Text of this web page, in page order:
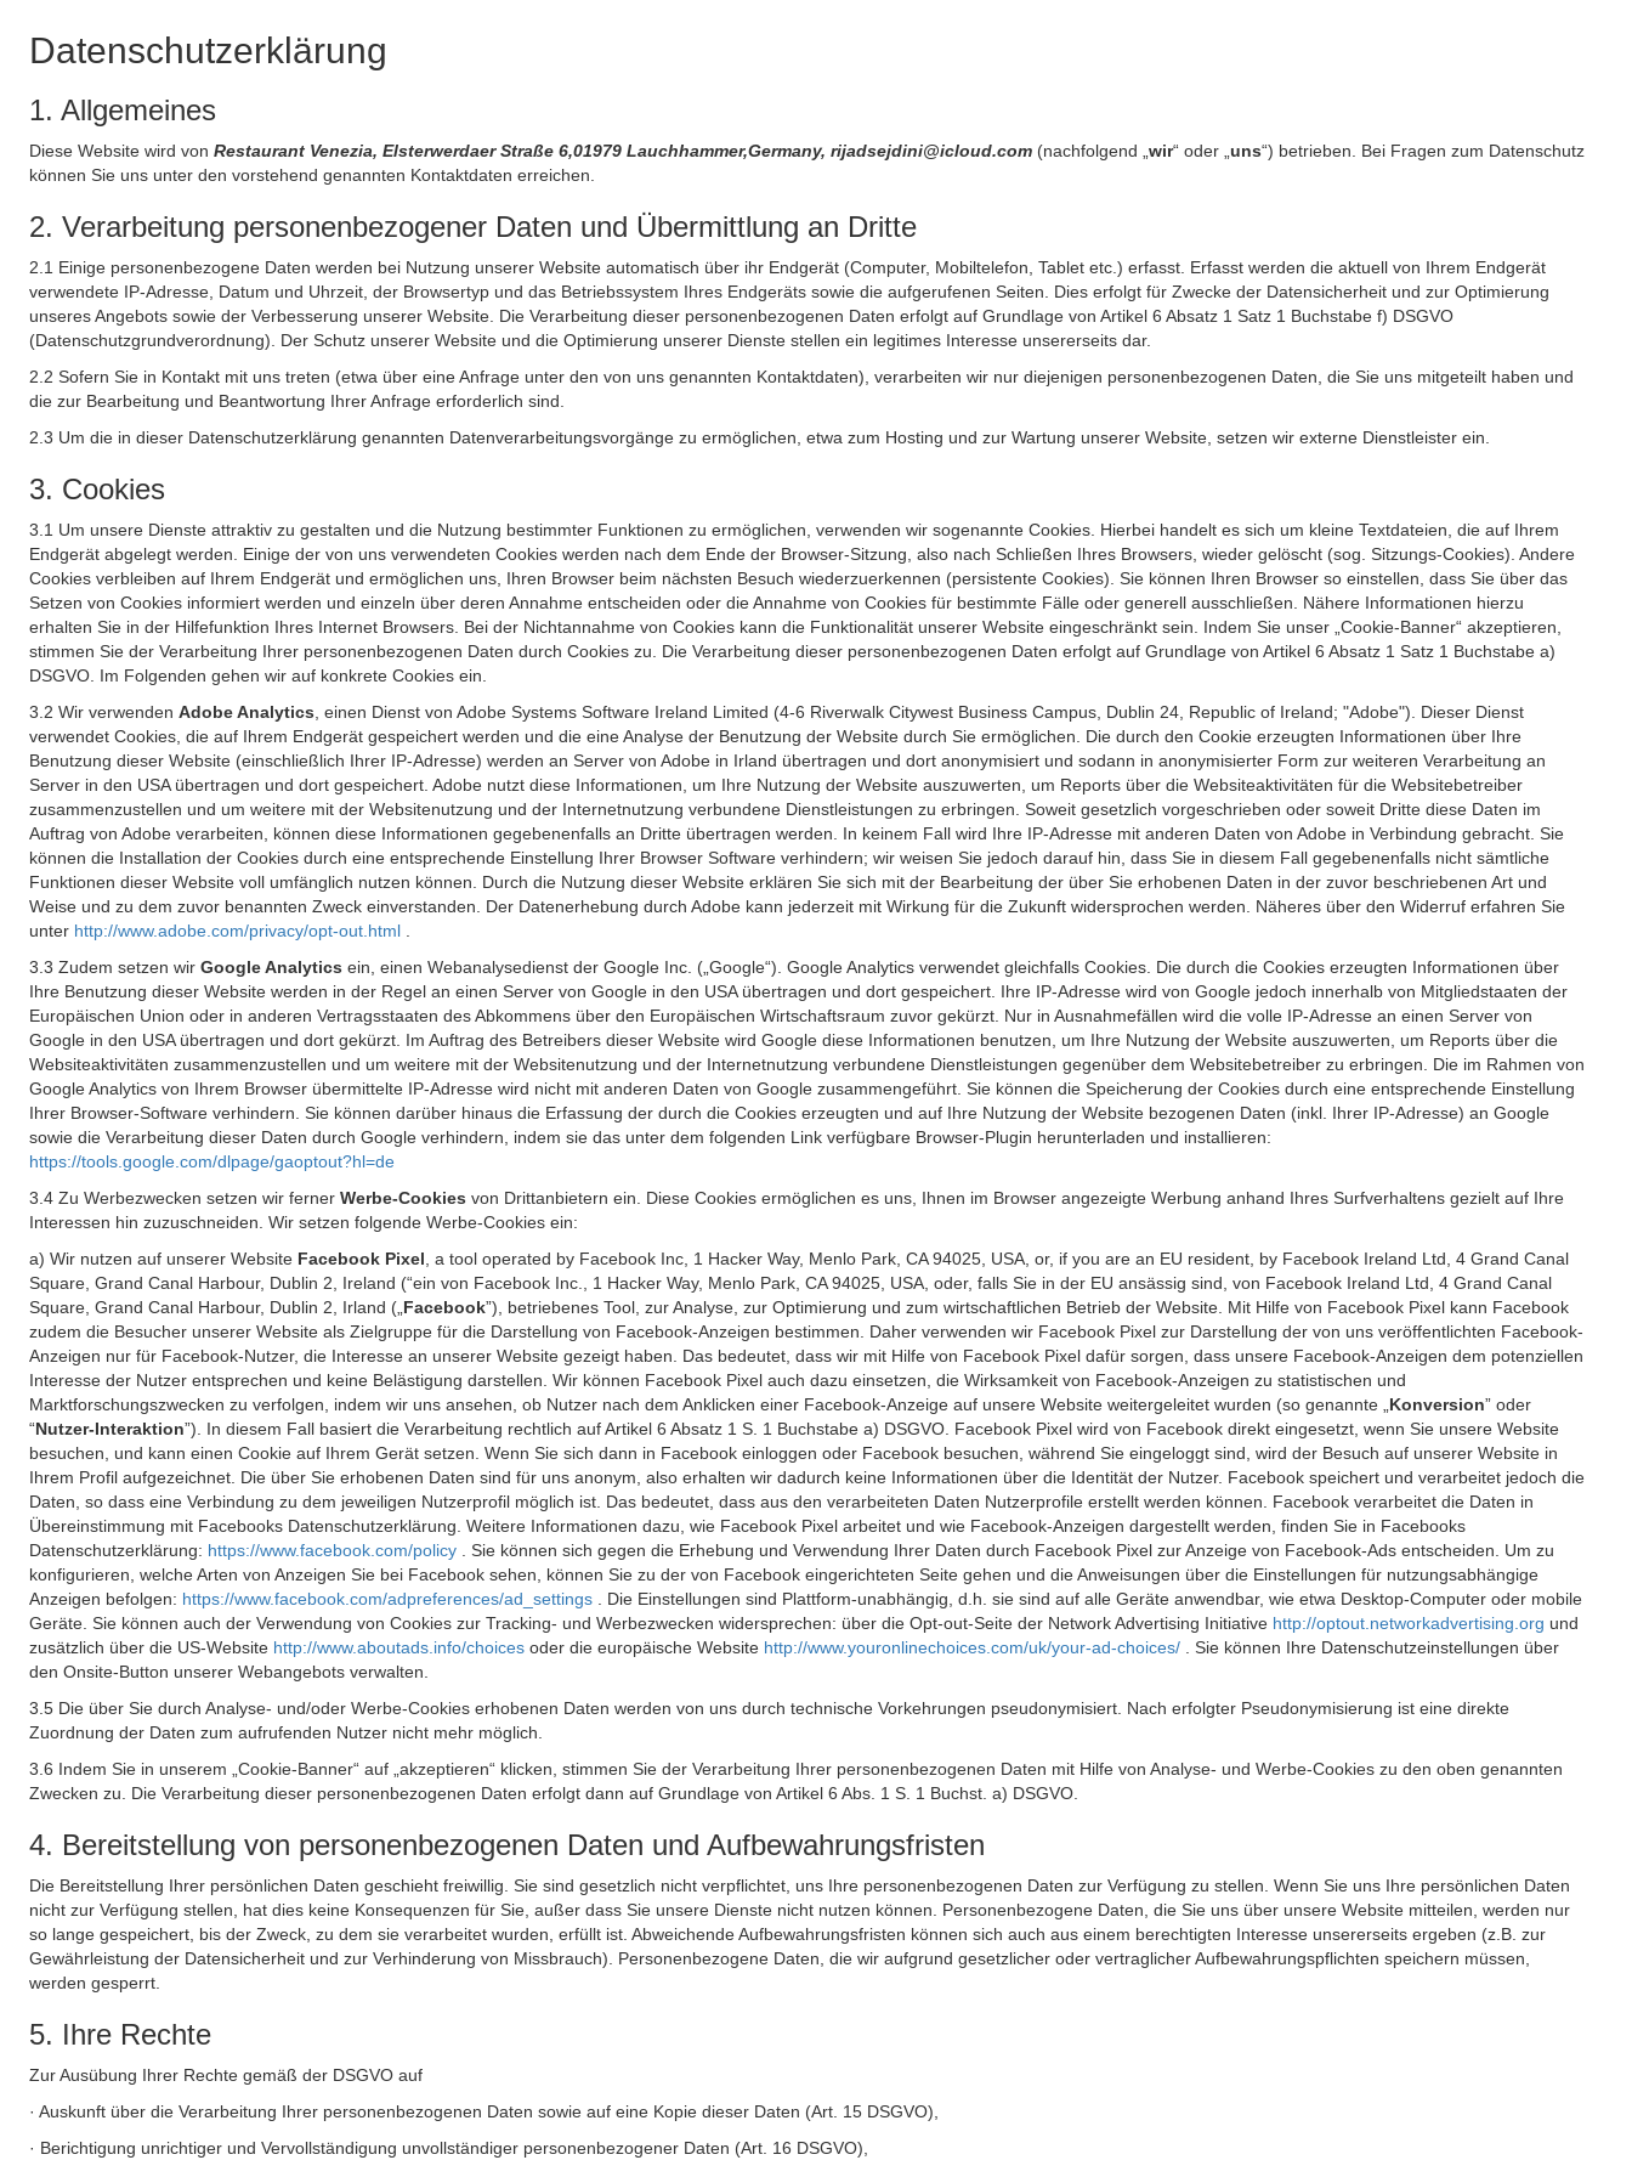
Datenschutzerklärung
1. Allgemeines
Diese Website wird von Restaurant Venezia, Elsterwerdaer Straße 6,01979 Lauchhammer,Germany, rijadsejdini@icloud.com (nachfolgend „ wir“ oder „ uns“) betrieben. Bei Fragen zum Datenschutz
können Sie uns unter den vorstehend genannten Kontaktdaten erreichen.
2. Verarbeitung personenbezogener Daten und Übermittlung an Dritte
2.1 Einige personenbezogene Daten werden bei Nutzung unserer Website automatisch über ihr Endgerät (Computer, Mobiltelefon, Tablet etc.) erfasst. Erfasst werden die aktuell von Ihrem Endgerät
verwendete IP-Adresse, Datum und Uhrzeit, der Browsertyp und das Betriebssystem Ihres Endgeräts sowie die aufgerufenen Seiten. Dies erfolgt für Zwecke der Datensicherheit und zur Optimierung
unseres Angebots sowie der Verbesserung unserer Website. Die Verarbeitung dieser personenbezogenen Daten erfolgt auf Grundlage von Artikel 6 Absatz 1 Satz 1 Buchstabe f) DSGVO
(Datenschutzgrundverordnung). Der Schutz unserer Website und die Optimierung unserer Dienste stellen ein legitimes Interesse unsererseits dar.
2.2 Sofern Sie in Kontakt mit uns treten (etwa über eine Anfrage unter den von uns genannten Kontaktdaten), verarbeiten wir nur diejenigen personenbezogenen Daten, die Sie uns mitgeteilt haben und
die zur Bearbeitung und Beantwortung Ihrer Anfrage erforderlich sind.
2.3 Um die in dieser Datenschutzerklärung genannten Datenverarbeitungsvorgänge zu ermöglichen, etwa zum Hosting und zur Wartung unserer Website, setzen wir externe Dienstleister ein.
3. Cookies
3.1 Um unsere Dienste attraktiv zu gestalten und die Nutzung bestimmter Funktionen zu ermöglichen, verwenden wir sogenannte Cookies. Hierbei handelt es sich um kleine Textdateien, die auf Ihrem
Endgerät abgelegt werden. Einige der von uns verwendeten Cookies werden nach dem Ende der Browser-Sitzung, also nach Schließen Ihres Browsers, wieder gelöscht (sog. Sitzungs-Cookies). Andere
Cookies verbleiben auf Ihrem Endgerät und ermöglichen uns, Ihren Browser beim nächsten Besuch wiederzuerkennen (persistente Cookies). Sie können Ihren Browser so einstellen, dass Sie über das
Setzen von Cookies informiert werden und einzeln über deren Annahme entscheiden oder die Annahme von Cookies für bestimmte Fälle oder generell ausschließen. Nähere Informationen hierzu
erhalten Sie in der Hilfefunktion Ihres Internet Browsers. Bei der Nichtannahme von Cookies kann die Funktionalität unserer Website eingeschränkt sein. Indem Sie unser „Cookie-Banner“ akzeptieren,
stimmen Sie der Verarbeitung Ihrer personenbezogenen Daten durch Cookies zu. Die Verarbeitung dieser personenbezogenen Daten erfolgt auf Grundlage von Artikel 6 Absatz 1 Satz 1 Buchstabe a)
DSGVO. Im Folgenden gehen wir auf konkrete Cookies ein.
3.2 Wir verwenden Adobe Analytics , einen Dienst von Adobe Systems Software Ireland Limited (4-6 Riverwalk Citywest Business Campus, Dublin 24, Republic of Ireland; "Adobe"). Dieser Dienst
verwendet Cookies, die auf Ihrem Endgerät gespeichert werden und die eine Analyse der Benutzung der Website durch Sie ermöglichen. Die durch den Cookie erzeugten Informationen über Ihre
Benutzung dieser Website (einschließlich Ihrer IP-Adresse) werden an Server von Adobe in Irland übertragen und dort anonymisiert und sodann in anonymisierter Form zur weiteren Verarbeitung an
Server in den USA übertragen und dort gespeichert. Adobe nutzt diese Informationen, um Ihre Nutzung der Website auszuwerten, um Reports über die Websiteaktivitäten für die Websitebetreiber
zusammenzustellen und um weitere mit der Websitenutzung und der Internetnutzung verbundene Dienstleistungen zu erbringen. Soweit gesetzlich vorgeschrieben oder soweit Dritte diese Daten im
Auftrag von Adobe verarbeiten, können diese Informationen gegebenenfalls an Dritte übertragen werden. In keinem Fall wird Ihre IP-Adresse mit anderen Daten von Adobe in Verbindung gebracht. Sie
können die Installation der Cookies durch eine entsprechende Einstellung Ihrer Browser Software verhindern; wir weisen Sie jedoch darauf hin, dass Sie in diesem Fall gegebenenfalls nicht sämtliche
Funktionen dieser Website voll umfänglich nutzen können. Durch die Nutzung dieser Website erklären Sie sich mit der Bearbeitung der über Sie erhobenen Daten in der zuvor beschriebenen Art und
Weise und zu dem zuvor benannten Zweck einverstanden. Der Datenerhebung durch Adobe kann jederzeit mit Wirkung für die Zukunft widersprochen werden. Näheres über den Widerruf erfahren Sie
unter http://www.adobe.com/privacy/opt-out.html
3.3 Zudem setzen wir Google Analytics ein, einen Webanalysedienst der Google Inc. („Google“). Google Analytics verwendet gleichfalls Cookies. Die durch die Cookies erzeugten Informationen über
Ihre Benutzung dieser Website werden in der Regel an einen Server von Google in den USA übertragen und dort gespeichert. Ihre IP-Adresse wird von Google jedoch innerhalb von Mitgliedstaaten der
Europäischen Union oder in anderen Vertragsstaaten des Abkommens über den Europäischen Wirtschaftsraum zuvor gekürzt. Nur in Ausnahmefällen wird die volle IP-Adresse an einen Server von
Google in den USA übertragen und dort gekürzt. Im Auftrag des Betreibers dieser Website wird Google diese Informationen benutzen, um Ihre Nutzung der Website auszuwerten, um Reports über die
Websiteaktivitäten zusammenzustellen und um weitere mit der Websitenutzung und der Internetnutzung verbundene Dienstleistungen gegenüber dem Websitebetreiber zu erbringen. Die im Rahmen von
Google Analytics von Ihrem Browser übermittelte IP-Adresse wird nicht mit anderen Daten von Google zusammengeführt. Sie können die Speicherung der Cookies durch eine entsprechende Einstellung
Ihrer Browser-Software verhindern. Sie können darüber hinaus die Erfassung der durch die Cookies erzeugten und auf Ihre Nutzung der Website bezogenen Daten (inkl. Ihrer IP-Adresse) an Google
sowie die Verarbeitung dieser Daten durch Google verhindern, indem sie das unter dem folgenden Link verfügbare Browser-Plugin herunterladen und installieren:
https://tools.google.com/dlpage/gaoptout?hl=de
3.4 Zu Werbezwecken setzen wir ferner Werbe-Cookies von Drittanbietern ein. Diese Cookies ermöglichen es uns, Ihnen im Browser angezeigte Werbung anhand Ihres Surfverhaltens gezielt auf Ihre
Interessen hin zuzuschneiden. Wir setzen folgende Werbe-Cookies ein:
a) Wir nutzen auf unserer Website Facebook Pixel , a tool operated by Facebook Inc, 1 Hacker Way, Menlo Park, CA 94025, USA, or, if you are an EU resident, by Facebook Ireland Ltd, 4 Grand Canal
Square, Grand Canal Harbour, Dublin 2, Ireland (“ein von Facebook Inc., 1 Hacker Way, Menlo Park, CA 94025, USA, oder, falls Sie in der EU ansässig sind, von Facebook Ireland Ltd, 4 Grand Canal
Square, Grand Canal Harbour, Dublin 2, Irland („ Facebook”), betriebenes Tool, zur Analyse, zur Optimierung und zum wirtschaftlichen Betrieb der Website. Mit Hilfe von Facebook Pixel kann Facebook
zudem die Besucher unserer Website als Zielgruppe für die Darstellung von Facebook-Anzeigen bestimmen. Daher verwenden wir Facebook Pixel zur Darstellung der von uns veröffentlichten Facebook-
Anzeigen nur für Facebook-Nutzer, die Interesse an unserer Website gezeigt haben. Das bedeutet, dass wir mit Hilfe von Facebook Pixel dafür sorgen, dass unsere Facebook-Anzeigen dem potenziellen
Interesse der Nutzer entsprechen und keine Belästigung darstellen. Wir können Facebook Pixel auch dazu einsetzen, die Wirksamkeit von Facebook-Anzeigen zu statistischen und
Marktforschungszwecken zu verfolgen, indem wir uns ansehen, ob Nutzer nach dem Anklicken einer Facebook-Anzeige auf unsere Website weitergeleitet wurden (so genannte „ Konversion” oder
“Nutzer-Interaktion”). In diesem Fall basiert die Verarbeitung rechtlich auf Artikel 6 Absatz 1 S. 1 Buchstabe a) DSGVO. Facebook Pixel wird von Facebook direkt eingesetzt, wenn Sie unsere Website
besuchen, und kann einen Cookie auf Ihrem Gerät setzen. Wenn Sie sich dann in Facebook einloggen oder Facebook besuchen, während Sie eingeloggt sind, wird der Besuch auf unserer Website in
Ihrem Profil aufgezeichnet. Die über Sie erhobenen Daten sind für uns anonym, also erhalten wir dadurch keine Informationen über die Identität der Nutzer. Facebook speichert und verarbeitet jedoch die
Daten, so dass eine Verbindung zu dem jeweiligen Nutzerprofil möglich ist. Das bedeutet, dass aus den verarbeiteten Daten Nutzerprofile erstellt werden können. Facebook verarbeitet die Daten in
Übereinstimmung mit Facebooks Datenschutzerklärung. Weitere Informationen dazu, wie Facebook Pixel arbeitet und wie Facebook-Anzeigen dargestellt werden, finden Sie in Facebooks
Datenschutzerklärung: https://www.facebook.com/policy
. Sie können sich gegen die Erhebung und Verwendung Ihrer Daten durch Facebook Pixel zur Anzeige von Facebook-Ads entscheiden. Um zu
konfigurieren, welche Arten von Anzeigen Sie bei Facebook sehen, können Sie zu der von Facebook eingerichteten Seite gehen und die Anweisungen über die Einstellungen für nutzungsabhängige
Anzeigen befolgen: https://www.facebook.com/adpreferences/ad_settings
. Die Einstellungen sind Plattform-unabhängig, d.h. sie sind auf alle Geräte anwendbar, wie etwa Desktop-Computer oder mobile
Geräte. Sie können auch der Verwendung von Cookies zur Tracking- und Werbezwecken widersprechen: über die Opt-out-Seite der Network Advertising Initiative http://optout.networkadvertising.org und
zusätzlich über die US-Website http://www.aboutads.info/choices oder die europäische Website http://www.youronlinechoices.com/uk/your-ad-choices/
. Sie können Ihre Datenschutzeinstellungen über
den Onsite-Button unserer Webangebots verwalten.
3.5 Die über Sie durch Analyse- und/oder Werbe-Cookies erhobenen Daten werden von uns durch technische Vorkehrungen pseudonymisiert. Nach erfolgter Pseudonymisierung ist eine direkte
Zuordnung der Daten zum aufrufenden Nutzer nicht mehr möglich.
3.6 Indem Sie in unserem „Cookie-Banner“ auf „akzeptieren“ klicken, stimmen Sie der Verarbeitung Ihrer personenbezogenen Daten mit Hilfe von Analyse- und Werbe-Cookies zu den oben genannten
Zwecken zu. Die Verarbeitung dieser personenbezogenen Daten erfolgt dann auf Grundlage von Artikel 6 Abs. 1 S. 1 Buchst. a) DSGVO.
4. Bereitstellung von personenbezogenen Daten und Aufbewahrungsfristen
Die Bereitstellung Ihrer persönlichen Daten geschieht freiwillig. Sie sind gesetzlich nicht verpflichtet, uns Ihre personenbezogenen Daten zur Verfügung zu stellen. Wenn Sie uns Ihre persönlichen Daten
nicht zur Verfügung stellen, hat dies keine Konsequenzen für Sie, außer dass Sie unsere Dienste nicht nutzen können. Personenbezogene Daten, die Sie uns über unsere Website mitteilen, werden nur
so lange gespeichert, bis der Zweck, zu dem sie verarbeitet wurden, erfüllt ist. Abweichende Aufbewahrungsfristen können sich auch aus einem berechtigten Interesse unsererseits ergeben (z.B. zur
Gewährleistung der Datensicherheit und zur Verhinderung von Missbrauch). Personenbezogene Daten, die wir aufgrund gesetzlicher oder vertraglicher Aufbewahrungspflichten speichern müssen,
werden gesperrt.
5. Ihre Rechte
Zur Ausübung Ihrer Rechte gemäß der DSGVO auf
· Auskunft über die Verarbeitung Ihrer personenbezogenen Daten sowie auf eine Kopie dieser Daten (Art. 15 DSGVO),
· Berichtigung unrichtiger und Vervollständigung unvollständiger personenbezogener Daten (Art. 16 DSGVO),